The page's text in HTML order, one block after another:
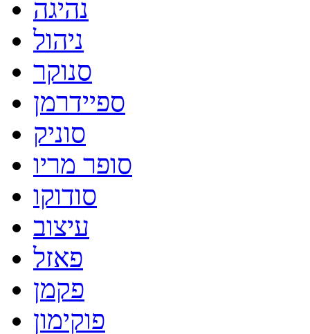
נהיגה
ניהול
סנוקר
ספיידרמן
סוניק
סופר מריו
סודוקו
עיצוב
פאזל
פקמן
פוקימון